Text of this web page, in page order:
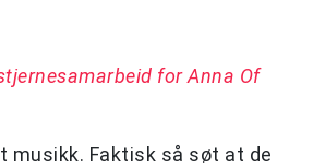
for Anna Of
musikk. Faktisk så søt at de